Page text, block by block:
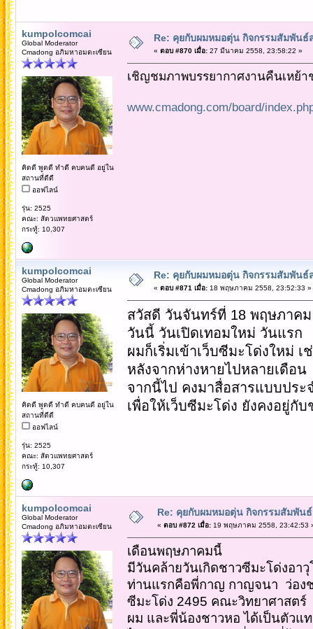
kumpolcomcai
Global Moderator
Cmadong อภิมหาอมตะเซียน
คิดดี พูดดี ทำดี คบคนดี อยู่ใน
สถานที่ดีดี
ออฟไลน์
รุ่น: 2525
คณะ: สัตวแพทยศาสตร์
กระทู้: 10,307
Re: คุยกับผมหมอตุ่น กิจกรรมสัมพัน
« ตอบ #870 เมื่อ:27 มีนาคม 2558, 23:58:22 »
เชิญชมภาพบรรยากาศงานคืนเหย้า
www.cmadong.com/board/
kumpolcomcai
Global Moderator
Cmadong อภิมหาอมตะเซียน
คิดดี พูดดี ทำดี คบคนดี อยู่ใน
สถานที่ดีดี
ออฟไลน์
รุ่น: 2525
คณะ: สัตวแพทยศาสตร์
กระทู้: 10,307
Re: คุยกับผมหมอตุ่น กิจกรรมสัมพัน
« ตอบ #871 เมื่อ:18 พฤษภาคม 2558, 23:52:33 »
สวัสดี วันจันทร์ที่ 18 พฤษภาคม
วันนี้ วันเปิดเทอมใหม่ วันแรก
ผมก็เริ่มเข้าเว็บซีมะโด่งใหม่ เ
หลังจากห่างหายไปหลายเดือน
จากนี้ไป คงมาสื่อสารแบบประ
เพื่อให้เว็บซีมะโด่ง ยังคงอยู่กั
kumpolcomcai
Global Moderator
Cmadong อภิมหาอมตะเซียน
Re: คุยกับผมหมอตุ่น กิจกรรมสัมพัน
« ตอบ #872 เมื่อ:19 พฤษภาคม 2558, 23:42:53
เดือนพฤษภาคมนี้
มีวันคล้ายวันเกิดชาวซีมะโด่งอา
ท่านแรกคือพี่กาญ กาญจนา ว่อง
ซีมะโด่ง 2495 คณะวิทยาศาสตร์
ผม และพี่น้องชาวหอ ได้เป็นตัวแ